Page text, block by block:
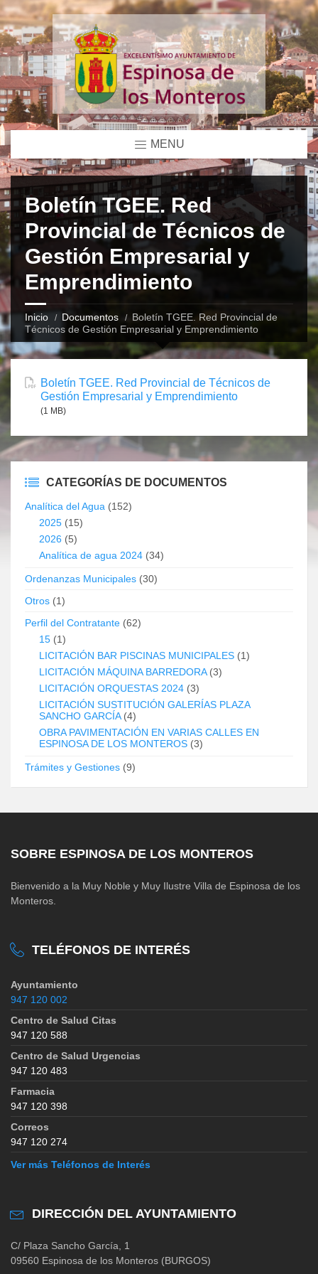
MENU
Boletín TGEE. Red
Provincial de Técnicos de
Gestión Empresarial y
Emprendimiento
Inicio Documentos
Boletín TGEE. Red Provincial de
Técnicos de Gestión Empresarial y Emprendimiento
Boletín TGEE. Red Provincial de Técnicos de
Gestión Empresarial y Emprendimiento
(1 MB)
CATEGORÍAS DE DOCUMENTOS
Analítica del Agua (152)
2025 (15)
2026 (5)
Analítica de agua 2024 (34)
Ordenanzas Municipales (30)
Otros (1)
Perfil del Contratante (62)
15 (1)
LICITACIÓN BAR PISCINAS MUNICIPALES (1)
LICITACIÓN MÁQUINA BARREDORA(3)
LICITACIÓN ORQUESTAS 2024 (3)
LICITACIÓN SUSTITUCIÓN GALERÍAS PLAZA
SANCHO GARCÍA(4)
OBRA PAVIMENTACIÓN EN VARIAS CALLES EN
ESPINOSA DE LOS MONTEROS (3)
Trámites y Gestiones (9)
SOBRE ESPINOSA DE LOS MONTEROS
Bienvenido a la Muy Noble y Muy Ilustre Villa de Espinosa de los
Monteros.
TELÉFONOS DE INTERÉS
Ayuntamiento
947 120 002
Centro de Salud Citas
947 120 588
Centro de Salud Urgencias
947 120 483
Farmacia
947 120 398
Correos
947 120 274
Ver más Teléfonos de Interés
DIRECCIÓN DEL AYUNTAMIENTO
C/ Plaza Sancho García, 1
09560 Espinosa de los Monteros (BURGOS)